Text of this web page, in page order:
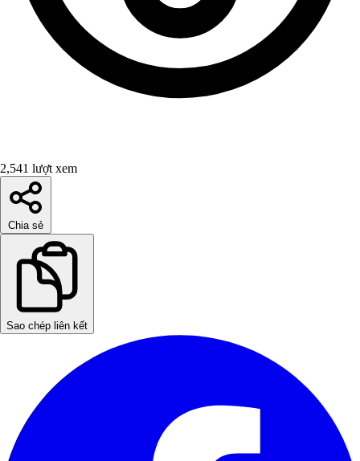
2,541 lượt xem
Chia sẻ
Sao chép liên kết